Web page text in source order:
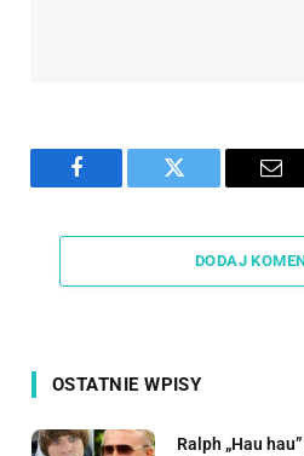
Facebook Twitter
DODAJ
OSTATNIE WPISY
Ralph „Hau